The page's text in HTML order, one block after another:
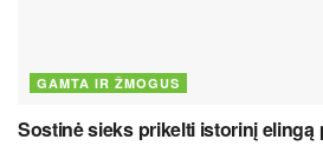
GAMTA IR ŽMOGUS
Sostinė sieks prikelti istorinį elingą